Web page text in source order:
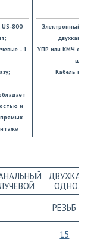
US-800
- 1
и
е
Электронный
двухкан - 1
УПР или КМЧ
шт;
Кабель по
РЕЗЬБ
15